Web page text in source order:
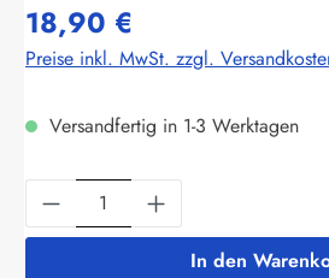
18,90 €
Preise inkl. MwSt. zzgl.
Versandfertig in 1-3 Werktagen
Produkt Anzahl: Gib den
In den